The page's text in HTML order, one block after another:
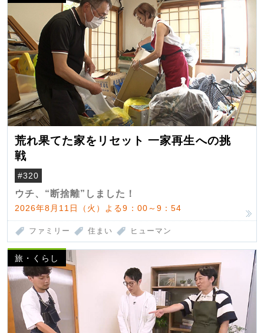
荒れ果てた家をリセット 一家再生への挑
戦
#320
ウチ、“断捨離”しました！
2026年8月11日（火）よる9：00～9：54
ファミリー 住まい ヒューマン
旅・くらし